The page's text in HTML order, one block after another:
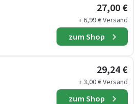
27,00 €
+ 6,99 € Versand
zum Shop
29,24 €
+ 3,00 € Versand
zum Shop